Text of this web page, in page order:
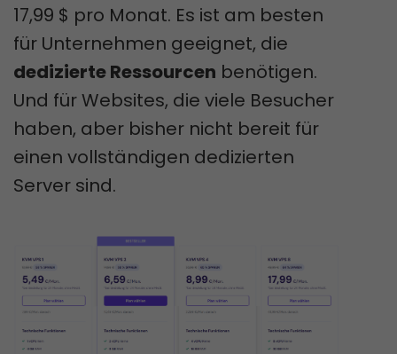
17,99 $ pro Monat. Es ist am besten
für Unternehmen geeignet, die
dedizierte Ressourcen benötigen.
Und für Websites, die viele Besucher
haben, aber bisher nicht bereit für
einen vollständigen dedizierten
Server sind.